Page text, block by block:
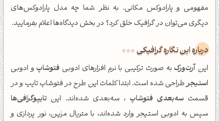
مفهومی و پارادوکس مکانی. به نظر شما چه مدل پارادوکس‌های
دیگری می‌توان در گرافیک خلق کرد؟ در بخش دیدگاه‌ها اعلام بفرمایید.
درباره این نگاره گرافیکی
این آرت‌ورکبه صورت ترکیبی با نرم افزارهای ادوبی فتوشاپ و ادوبی
استیجرطراحی شده است. ابتدا کلمات این طرح در فتوشاپ تایپ و در
قسمتسه‌بعدی فتوشاپ ، سه‌بعدی شده‌اند. این تایپوگرافی‌ها
سپس به ادوبی استیجر وارد شده‌اند، با متریال مزین، نور پردازی و